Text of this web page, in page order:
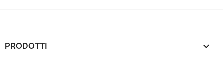
PRODOTTI 